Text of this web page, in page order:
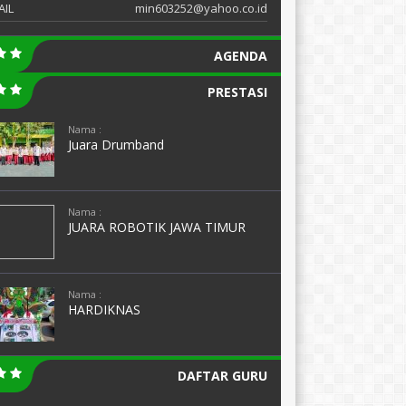
min603252@yahoo.co.id
AGENDA
PRESTASI
Nama :
Juara Drumband
Nama :
JUARA ROBOTIK JAWA TIMUR
Nama :
HARDIKNAS
DAFTAR GURU